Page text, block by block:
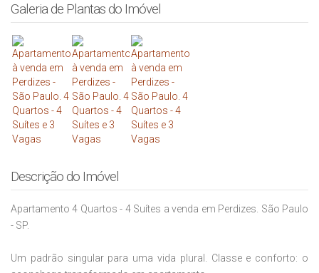
Galeria de Plantas do Imóvel
Descrição do Imóvel
Apartamento 4 Quartos - 4 Suítes a venda em Perdizes. São Paulo
- SP.
Um padrão singular para uma vida plural. Classe e conforto: o